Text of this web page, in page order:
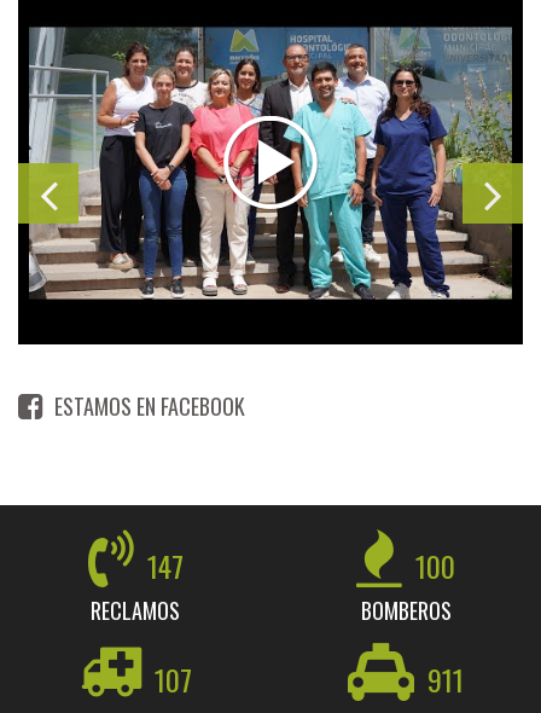
ESTAMOS EN FACEBOOK
147
RECLAMOS
100
BOMBEROS
107 911